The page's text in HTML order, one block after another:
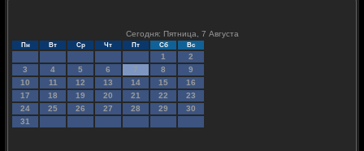
Сегодня: Пятница, 7 Августа
Пн Вт Ср Чт Пт Сб Вс
1
2
3
4 5 6 7 8
9
10
11 12 13 14 15
16
17
18 19 20 21 22
23
24
25 26 27 28 29
30
31